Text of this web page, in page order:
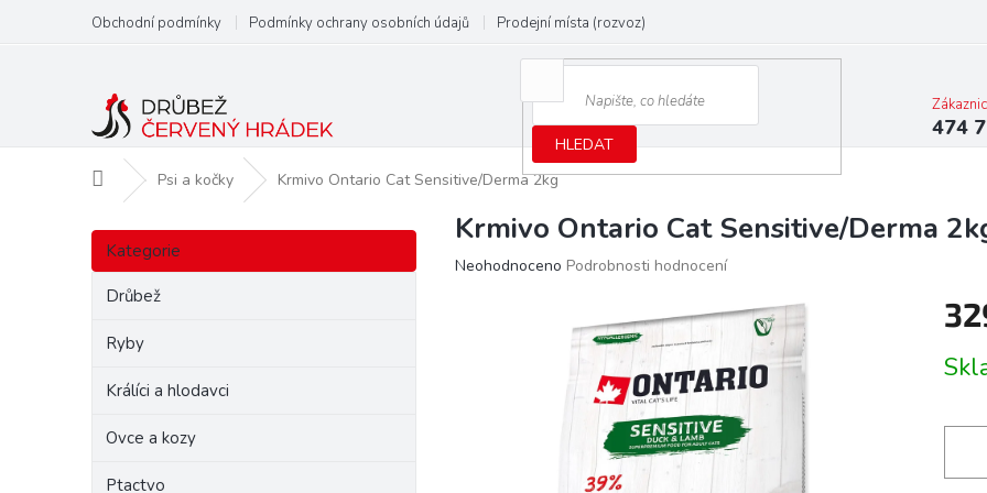
obsah
Obchodní podmínky Podmínky ochrany osobních údajů Prodejní místa (rozvoz)
HLEDAT
474
Domů Psi a kočky Krmivo Ontario Cat Sensitive/Derma 2kg
P
s
Přeskočit
kategorie
Kategorie
Drůbež
Ryby
Králíci a hlodavci
Ovce a kozy
Ptactvo
Krmivo Ontario Cat Sensitive/Derma
Průměrné
Neohodnoceno Podrobnosti hodnocení
cena: